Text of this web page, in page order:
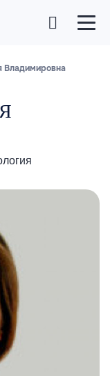
Владимировна